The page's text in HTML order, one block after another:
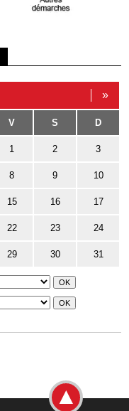
»
V S D
1 2 3
8 9 10
15 16 17
22 23 24
29 30 31